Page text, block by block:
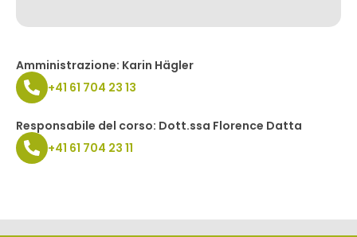
Amministrazione: Karin Hägler
+41 61 704 23 13
Responsabile del corso: Dott.ssa Florence Datta
+41 61 704 23 11